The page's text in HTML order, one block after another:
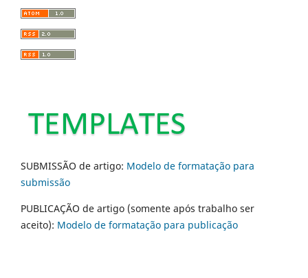
SUBMISSÃO de artigo: Modelo de formatação para
submissão
PUBLICAÇÃO de artigo (somente após trabalho ser
aceito): Modelo de formatação para publicação